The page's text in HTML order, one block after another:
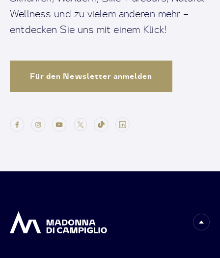
Wellness und zu vielem anderen mehr –
entdecken Sie uns mit einem Klick!
Für den Newsletter anmelden